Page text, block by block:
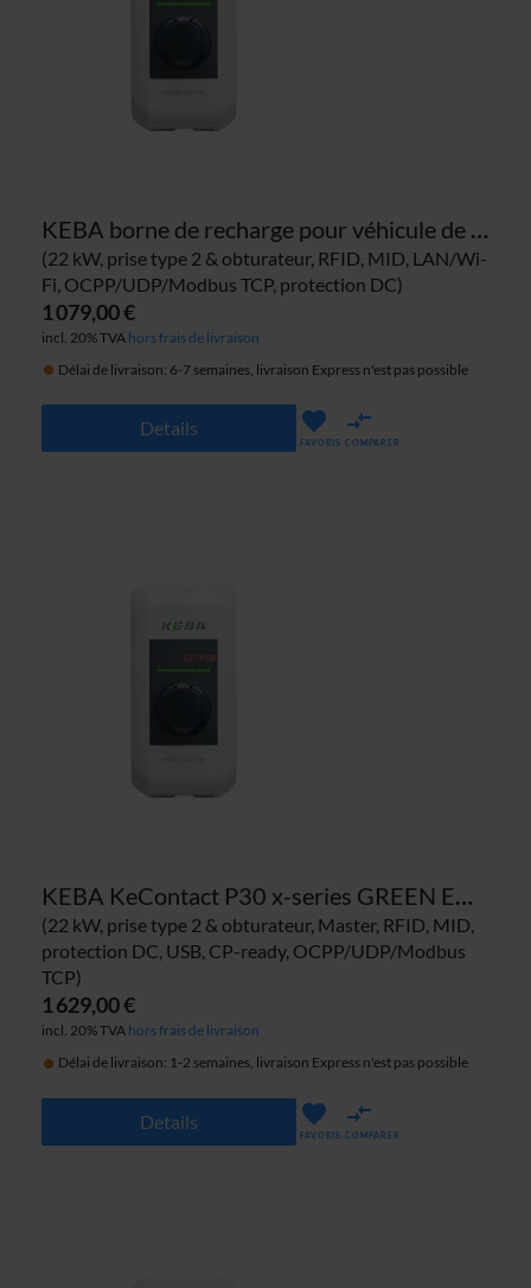
KEBA borne de recharge pour véhicule de fonction 126.663
(22 kW, prise type 2 & obturateur, RFID, MID, LAN/Wi-
Fi, OCPP/UDP/Modbus TCP, protection DC)
1 079,00 €
incl. 20% TVA hors frais de livraison
Délai de livraison: 6-7 semaines, livraison Express n'est pas possible
Details
FAVORIS COMPARER
KEBA KeContact P30 x-series GREEN EDITION 125.057 borne de recharge
(22 kW, prise type 2 & obturateur, Master, RFID, MID,
protection DC, USB, CP-ready, OCPP/UDP/Modbus
TCP)
1 629,00 €
incl. 20% TVA hors frais de livraison
Délai de livraison: 1-2 semaines, livraison Express n'est pas possible
Details
FAVORIS COMPARER